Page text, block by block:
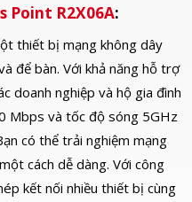
Point R2X06A:
thiết bị mạng không dây
để bàn. Với khả năng hỗ trợ
doanh nghiệp và hộ gia đình
Mbps và tốc độ sóng 5GHz
có thể trải nghiệm mạng
cách dễ dàng. Với công
kết nối nhiều thiết bị cùng